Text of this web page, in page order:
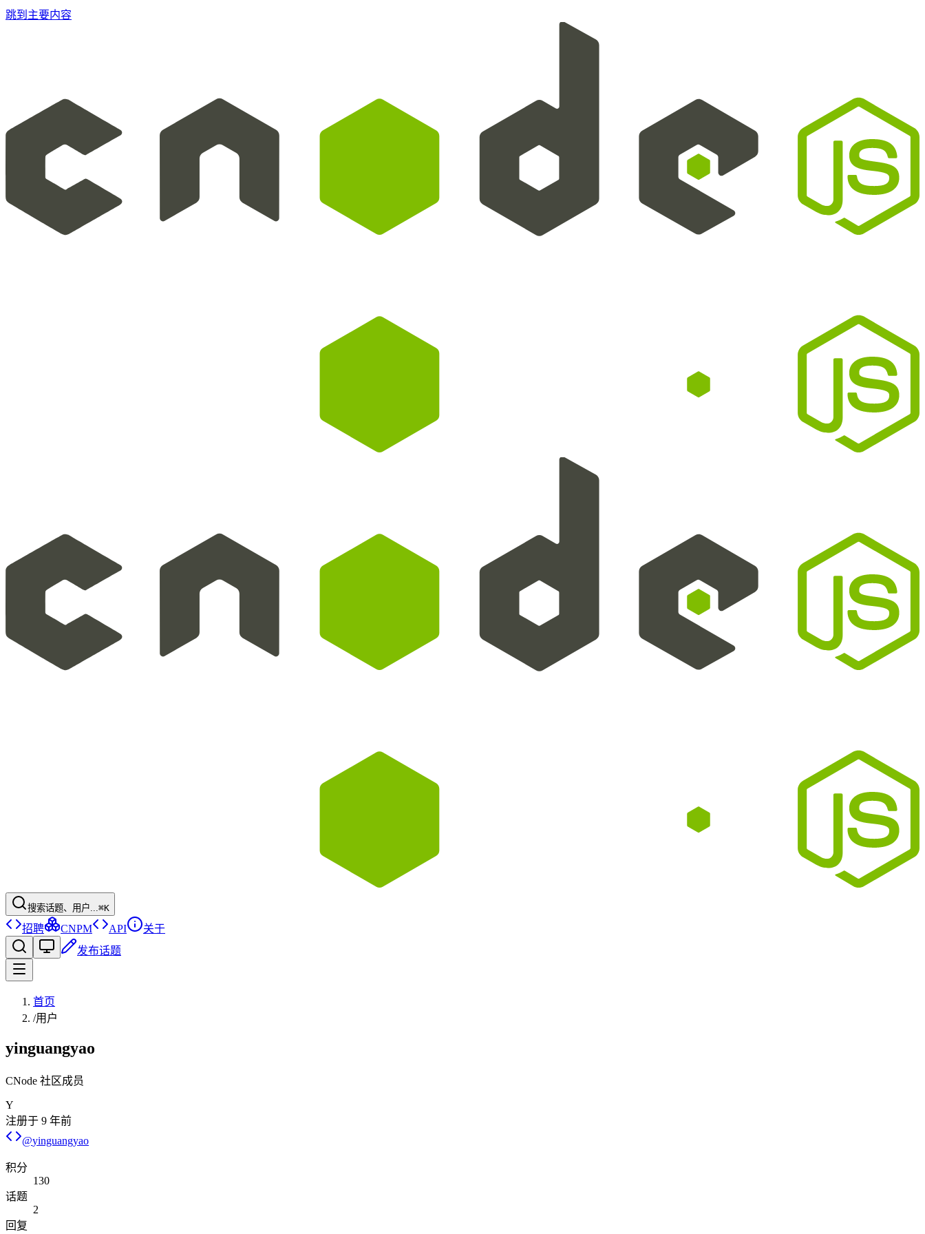
跳到主要内容
搜索话题、用户...⌘K
招聘 CNPM API
关于
发布话题
首页
/用户
yinguangyao
CNode 社区成员
Y
注册于 9 年前
@yinguangyao
积分
130
话题
2
回复